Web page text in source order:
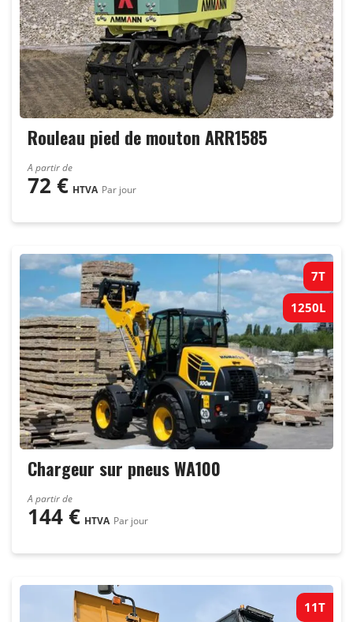
Rouleau pied de mouton ARR1585
A partir de
72 € HTVA Par jour
7T
1250L
Chargeur sur pneus WA100
A partir de
144€ HTVA Par jour
11T